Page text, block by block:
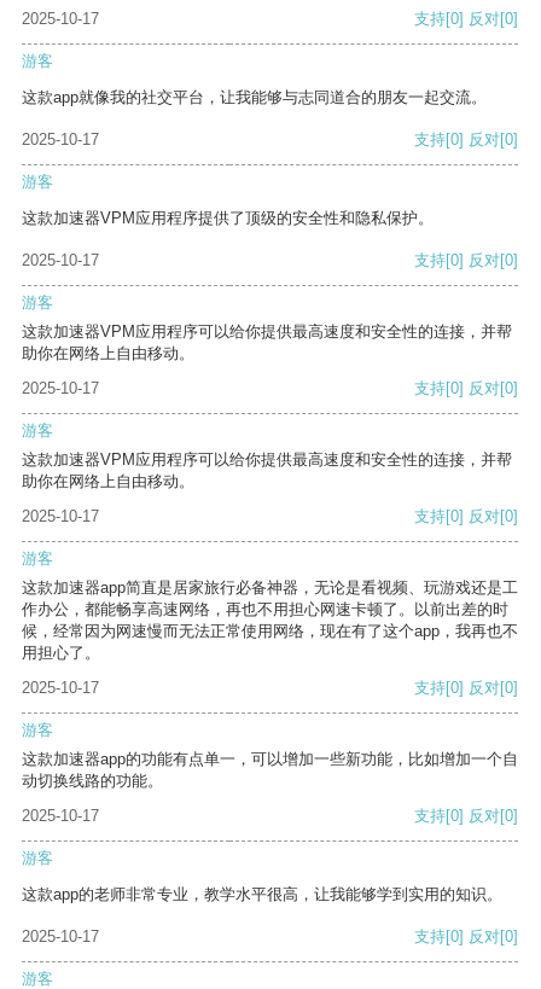
2025-10-17
支持[0] 反对[0]
游客
这款app就像我的社交平台，让我能够与志同道合的朋友一起交流。
2025-10-17 支持[0] 反对[0]
游客
这款加速器VPM应用程序提供了顶级的安全性和隐私保护。
2025-10-17 支持[0] 反对[0]
游客
这款加速器VPM应用程序可以给你提供最高速度和安全性的连接，并帮
助你在网络上自由移动。
2025-10-17
支持[0] 反对[0]
游客
这款加速器VPM应用程序可以给你提供最高速度和安全性的连接，并帮
助你在网络上自由移动。
2025-10-17
支持[0] 反对[0]
游客
这款加速器app简直是居家旅行必备神器，无论是看视频、玩游戏还是工
作办公，都能畅享高速网络，再也不用担心网速卡顿了。以前出差的时
候，经常因为网速慢而无法正常使用网络，现在有了这个app，我再也不
用担心了。
2025-10-17
支持[0] 反对[0]
游客
这款加速器app的功能有点单一，可以增加一些新功能，比如增加一个自
动切换线路的功能。
2025-10-17
支持[0] 反对[0]
游客
这款app的老师非常专业，教学水平很高，让我能够学到实用的知识。
2025-10-17 支持[0] 反对[0]
游客